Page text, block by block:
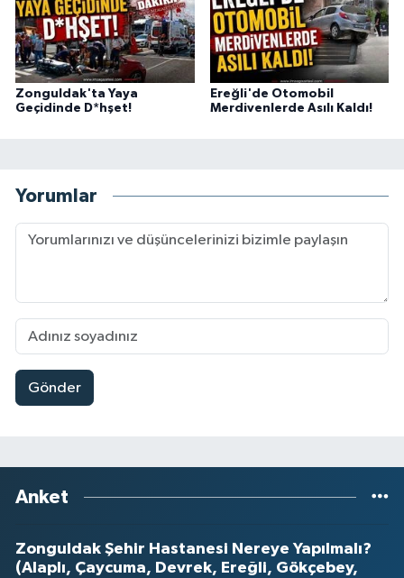
Zonguldak'ta Yaya
Geçidinde D*hşet!
Ereğli'de Otomobil
Merdivenlerde Asılı Kaldı!
Yorumlar
Gönder
Anket
Zonguldak Şehir Hastanesi Nereye Yapılmalı?
(Alaplı, Çaycuma, Devrek, Ereğli, Gökçebey,